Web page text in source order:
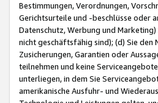
Bestimmungen, Verordnungen,
Gerichtsurteile und -beschlüsse oder
Datenschutz, Werbung und
nicht geschäftsfähig sind); (d) Sie
Zusicherungen, Garantien oder
teilnehmen und keine
unterliegen, in dem Sie
amerikanische Ausfuhr- und